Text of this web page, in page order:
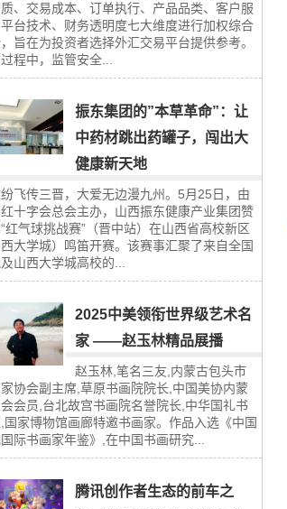
、交易成本、订单执行、产品品类、客户服
台技术、财务透明度七大维度进行加权综合
旨在为投资者选择外汇交易平台提供参考。
程中，监管安全...
振东集团的”本草革命”：让
中药材跳出药罐子，闯出大
健康新天地
飞传三晋，大爱无边漫九州。5月25日，由
十字会总会主办，山西振东健康产业集团赞
红气球挑战赛”（晋中站）在山西省高校新区
西大学城）鸣笛开赛。该赛事汇聚了来自全国
山西大学城高校的...
2025中美领衔世界级艺术名
家 ——赵玉林精品展播
赵玉林,笔名三友,内蒙古包头市
协会副主席,草原书画院院长,中国美协内蒙
会员,台北故宫书画院名誉院长,中华国礼书
国家博物馆画廊特邀书画家。作品入选《中国
际书画家年鉴》,在中国书画研究...
腾讯创作者生态的前车之